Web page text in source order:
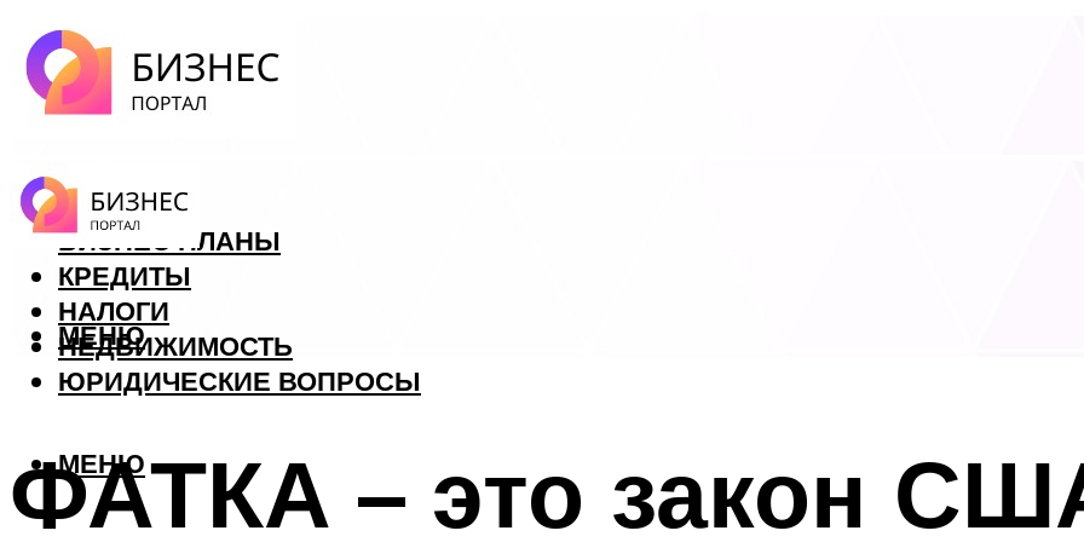
ФОРЕКС
БИЗНЕС ПЛАНЫ
КРЕДИТЫ
НАЛОГИ
НЕДВИЖИМОСТЬ
ЮРИДИЧЕСКИЕ ВОПРОСЫ
МЕНЮ
МЕНЮ
ФАТКА – это закон